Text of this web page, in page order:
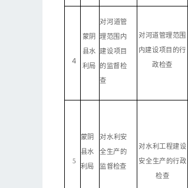
４
蒙阴
县水
利局
对河道管
理范围 内
建设项目
的监督检
查
对河道管理范围
内建设项目的行
政检查
5
蒙阴
县水
利局
对水利安
全生产的
监督检查
对水利工程建设
安全生产的行政
检查